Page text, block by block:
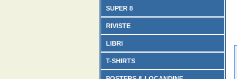
SUPER 8
RIVISTE
LIBRI
T-SHIRTS